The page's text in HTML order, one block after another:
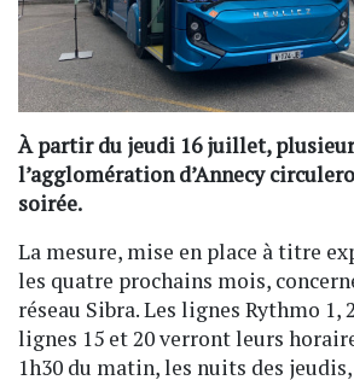
À partir du jeudi 16 juillet,
l’agglomération d’Annecy
soirée.
La mesure, mise en place à titre
les quatre prochains mois,
réseau Sibra. Les lignes Rythmo 1,
lignes 15 et 20 verront leurs
1h30 du matin, les nuits des